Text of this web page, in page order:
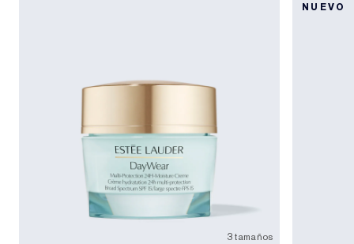
3 tamaños
NUEVO